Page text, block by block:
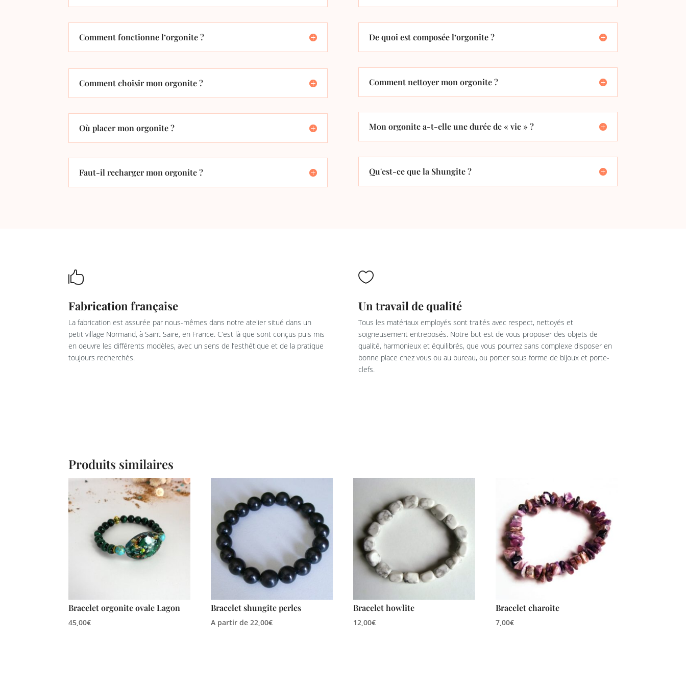
Comment fonctionne l’orgonite ?
Comment choisir mon orgonite ?
Où placer mon orgonite ?
Faut-il recharger mon orgonite ?
De quoi est composée l’orgonite ?
Comment nettoyer mon orgonite ?
Mon orgonite a-t-elle une durée de « vie » ?
Qu'est-ce que la Shungite ?

Fabrication française
La fabrication est assurée par nous-mêmes dans notre atelier situé dans un
petit village Normand, à Saint Saire, en France. C’est là que sont conçus puis mis
en oeuvre les différents modèles, avec un sens de l’esthétique et de la pratique
toujours recherchés.

Un travail de qualité
Tous les matériaux employés sont traités avec respect, nettoyés et
soigneusement entreposés. Notre but est de vous proposer des objets de
qualité, harmonieux et équilibrés, que vous pourrez sans complexe disposer en
bonne place chez vous ou au bureau, ou porter sous forme de bijoux et porte-
clefs.
Produits similaires
Bracelet orgonite ovale Lagon
45,00€
Bracelet shungite perles
A partir de22,00€
Bracelet howlite
12,00€
Bracelet charoite
7,00€